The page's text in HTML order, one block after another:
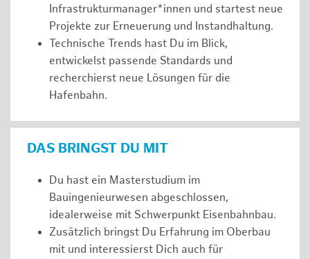
Infrastrukturmanager*innen und startest neue
Projekte zur Erneuerung und Instandhaltung.
Technische Trends hast Du im Blick,
entwickelst passende Standards und
recherchierst neue Lösungen für die
Hafenbahn.
DAS BRINGST DU MIT
Du hast ein Masterstudium im
Bauingenieurwesen abgeschlossen,
idealerweise mit Schwerpunkt Eisenbahnbau.
Zusätzlich bringst Du Erfahrung im Oberbau
mit und interessierst Dich auch für